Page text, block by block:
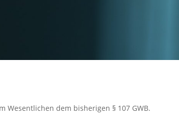
Wesentlichen dem bisherigen § 107 GWB.